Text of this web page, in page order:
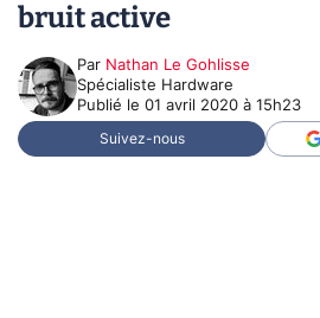
bruit active
Par Nathan Le Gohlisse
Spécialiste Hardware
Publié le 01 avril 2020 à 15h23
Suivez-nous